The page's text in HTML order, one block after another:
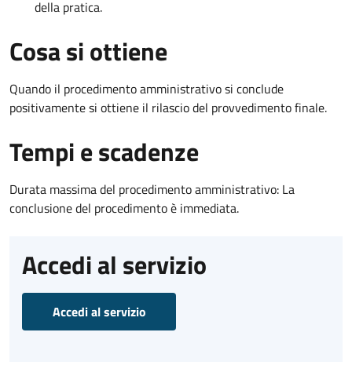
della pratica.
Cosa si ottiene
Quando il procedimento amministrativo si conclude
positivamente si ottiene il rilascio del provvedimento finale.
Tempi e scadenze
Durata massima del procedimento amministrativo: La
conclusione del procedimento è immediata.
Accedi al servizio
Accedi al servizio